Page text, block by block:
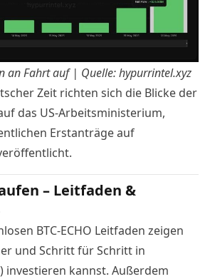
an Fahrt auf | Quelle: hypurrintel.xyz
Zeit richten sich die Blicke der
das US-Arbeitsministerium,
Erstanträge auf
– Leitfaden &
BTC-ECHO Leitfaden zeigen
und Schritt für Schritt in
investieren kannst. Außerdem